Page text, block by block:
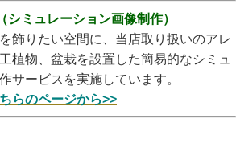
ミュレーション画像制作）
飾りたい空間に、当店取り扱いのアレ
植物、盆栽を設置した簡易的なシミュ
サービスを実施しています。
らのページから>>